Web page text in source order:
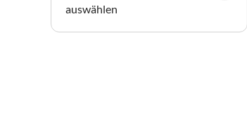
auswählen